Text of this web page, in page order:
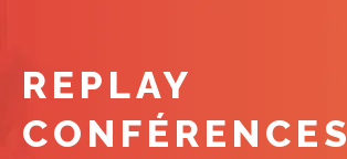
REPLAY
CONFÉRENCES